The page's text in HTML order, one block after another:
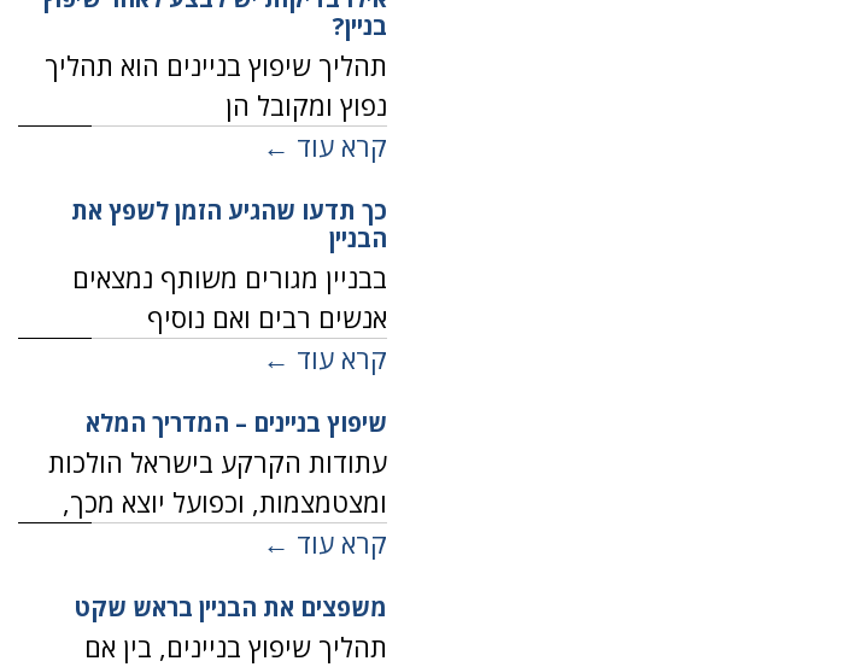
בניין?
תהליך שיפוץ בניינים הוא תהליך
נפוץ ומקובל הן
קרא עוד ←
כך תדעו שהגיע הזמן לשפץ את
הבניין
בבניין מגורים משותף נמצאים
אנשים רבים ואם נוסיף
קרא עוד ←
שיפוץ בניינים – המדריך המלא
עתודות הקרקע בישראל הולכות
ומצטמצמות, וכפועל יוצא מכך,
קרא עוד ←
משפצים את הבניין בראש שקט
תהליך שיפוץ בניינים, בין אם